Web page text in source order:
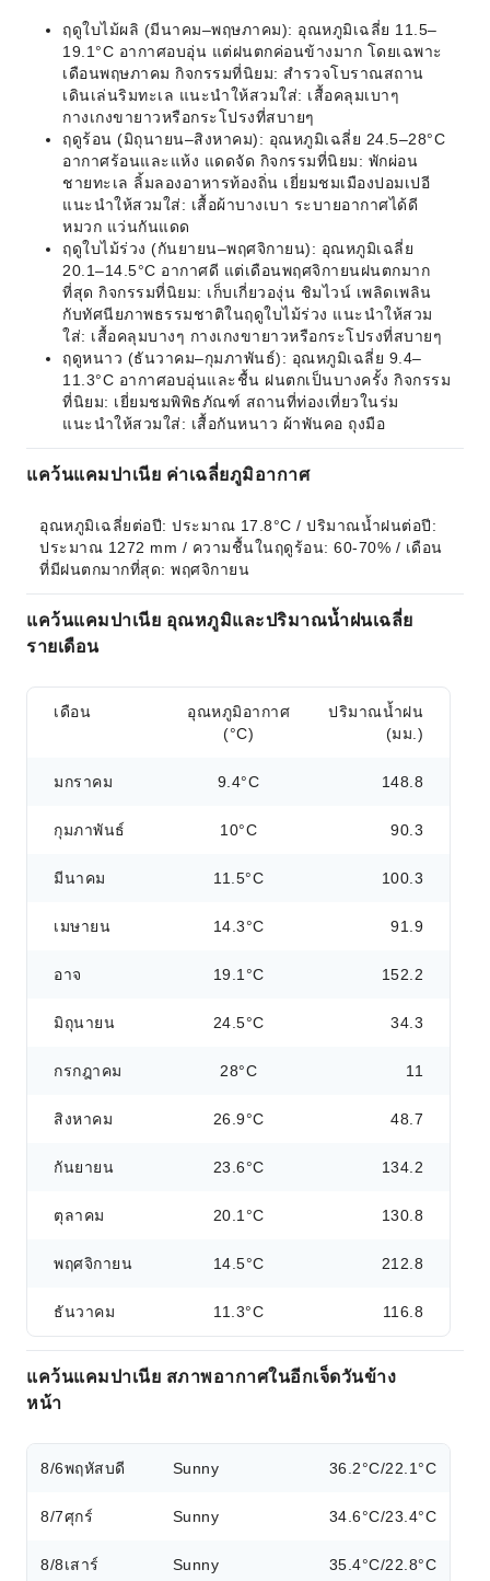
ฤดูใบไม้ผลิ (มีนาคม–พฤษภาคม): อุณหภูมิเฉลี่ย 11.5–
19.1°C อากาศอบอุ่น แต่ฝนตกค่อนข้างมาก โดยเฉพาะ
เดือนพฤษภาคม กิจกรรมที่นิยม: สำรวจโบราณสถาน
เดินเล่นริมทะเล แนะนำให้สวมใส่: เสื้อคลุมเบาๆ
กางเกงขายาวหรือกระโปรงที่สบายๆ
ฤดูร้อน (มิถุนายน–สิงหาคม): อุณหภูมิเฉลี่ย 24.5–28°C
อากาศร้อนและแห้ง แดดจัด กิจกรรมที่นิยม: พักผ่อน
ชายทะเล ลิ้มลองอาหารท้องถิ่น เยี่ยมชมเมืองปอมเปอี
แนะนำให้สวมใส่: เสื้อผ้าบางเบา ระบายอากาศได้ดี
หมวก แว่นกันแดด
ฤดูใบไม้ร่วง (กันยายน–พฤศจิกายน): อุณหภูมิเฉลี่ย
20.1–14.5°C อากาศดี แต่เดือนพฤศจิกายนฝนตกมาก
ที่สุด กิจกรรมที่นิยม: เก็บเกี่ยวองุ่น ชิมไวน์ เพลิดเพลิน
กับทัศนียภาพธรรมชาติในฤดูใบไม้ร่วง แนะนำให้สวม
ใส่: เสื้อคลุมบางๆ กางเกงขายาวหรือกระโปรงที่สบายๆ
ฤดูหนาว (ธันวาคม–กุมภาพันธ์): อุณหภูมิเฉลี่ย 9.4–
11.3°C อากาศอบอุ่นและชื้น ฝนตกเป็นบางครั้ง กิจกรรม
ที่นิยม: เยี่ยมชมพิพิธภัณฑ์ สถานที่ท่องเที่ยวในร่ม
แนะนำให้สวมใส่: เสื้อกันหนาว ผ้าพันคอ ถุงมือ
แคว้นแคมปาเนีย ค่าเฉลี่ยภูมิอากาศ
อุณหภูมิเฉลี่ยต่อปี: ประมาณ 17.8°C / ปริมาณน้ำฝนต่อปี:
ประมาณ 1272 mm / ความชื้นในฤดูร้อน: 60-70% / เดือน
ที่มีฝนตกมากที่สุด: พฤศจิกายน
แคว้นแคมปาเนีย อุณหภูมิและปริมาณน้ำฝนเฉลี่ย
รายเดือน
เดือน
อุณหภูมิอากาศ
(°C)
ปริมาณน้ำฝน
(มม.)
มกราคม 9.4°C 148.8
กุมภาพันธ์ 10°C 90.3
มีนาคม 11.5°C 100.3
เมษายน 14.3°C 91.9
อาจ 19.1°C 152.2
มิถุนายน 24.5°C 34.3
กรกฎาคม 28°C 11
สิงหาคม 26.9°C 48.7
กันยายน 23.6°C 134.2
ตุลาคม 20.1°C 130.8
พฤศจิกายน 14.5°C 212.8
ธันวาคม 11.3°C 116.8
แคว้นแคมปาเนีย สภาพอากาศในอีกเจ็ดวันข้าง
หน้า
8/6พฤหัสบดี Sunny 36.2°C/22.1°C
8/7ศุกร์ Sunny 34.6°C/23.4°C
8/8เสาร์ Sunny 35.4°C/22.8°C